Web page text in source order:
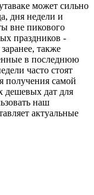
может сильно
дня недели и
вне пикового
праздников -
также
в последнюю
часто стоят
получения самой
дешевых дат для
наш
актуальные